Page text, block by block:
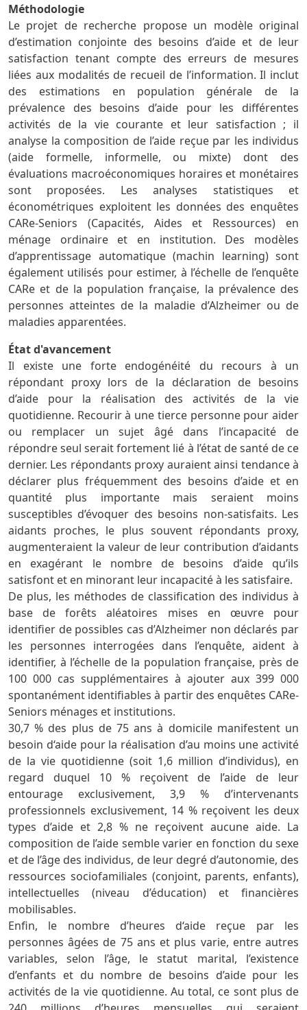
Méthodologie
Le projet de recherche propose un modèle original
d’estimation conjointe des besoins d’aide et de leur
satisfaction tenant compte des erreurs de mesures
liées aux modalités de recueil de l’information. Il inclut
des estimations en population générale de la
prévalence des besoins d’aide pour les différentes
activités de la vie courante et leur satisfaction ; il
analyse la composition de l’aide reçue par les individus
(aide formelle, informelle, ou mixte) dont des
évaluations macroéconomiques horaires et monétaires
sont proposées. Les analyses statistiques et
économétriques exploitent les données des enquêtes
CARe-Seniors (Capacités, Aides et Ressources) en
ménage ordinaire et en institution. Des modèles
d’apprentissage automatique (machin learning) sont
également utilisés pour estimer, à l’échelle de l’enquête
CARe et de la population française, la prévalence des
personnes atteintes de la maladie d’Alzheimer ou de
maladies apparentées.
État d'avancement
Il existe une forte endogénéité du recours à un
répondant proxy lors de la déclaration de besoins
d’aide pour la réalisation des activités de la vie
quotidienne. Recourir à une tierce personne pour aider
ou remplacer un sujet âgé dans l’incapacité de
répondre seul serait fortement lié à l’état de santé de ce
dernier. Les répondants proxy auraient ainsi tendance à
déclarer plus fréquemment des besoins d’aide et en
quantité plus importante mais seraient moins
susceptibles d’évoquer des besoins non-satisfaits. Les
aidants proches, le plus souvent répondants proxy,
augmenteraient la valeur de leur contribution d’aidants
en exagérant le nombre de besoins d’aide qu’ils
satisfont et en minorant leur incapacité à les satisfaire.
De plus, les méthodes de classification des individus à
base de forêts aléatoires mises en œuvre pour
identifier de possibles cas d’Alzheimer non déclarés par
les personnes interrogées dans l’enquête, aident à
identifier, à l’échelle de la population française, près de
100 000 cas supplémentaires à ajouter aux 399 000
spontanément identifiables à partir des enquêtes CARe-
Seniors ménages et institutions.
30,7 % des plus de 75 ans à domicile manifestent un
besoin d‘aide pour la réalisation d’au moins une activité
de la vie quotidienne (soit 1,6 million d’individus), en
regard duquel 10 % reçoivent de l’aide de leur
entourage exclusivement, 3,9 % d’intervenants
professionnels exclusivement, 14 % reçoivent les deux
types d’aide et 2,8 % ne reçoivent aucune aide. La
composition de l’aide semble varier en fonction du sexe
et de l’âge des individus, de leur degré d’autonomie, des
ressources sociofamiliales (conjoint, parents, enfants),
intellectuelles (niveau d’éducation) et financières
mobilisables.
Enfin, le nombre d’heures d‘aide reçue par les
personnes âgées de 75 ans et plus varie, entre autres
variables, selon l’âge, le statut marital, l’existence
d’enfants et du nombre de besoins d’aide pour les
activités de la vie quotidienne. Au total, ce sont plus de